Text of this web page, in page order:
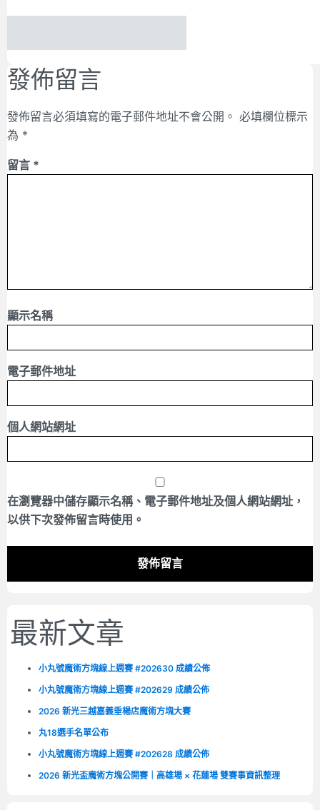
發佈留言
發佈留言必須填寫的電子郵件地址不會公開。 必填欄位標示
為 *
留言 *
顯示名稱
電子郵件地址
個人網站網址
在瀏覽器中儲存顯示名稱、電子郵件地址及個人網站網址，
以供下次發佈留言時使用。
最新文章
小丸號魔術方塊線上週賽 #202630 成績公佈
小丸號魔術方塊線上週賽 #202629 成績公佈
2026 新光三越嘉義垂楊店魔術方塊大賽
丸18選手名單公布
小丸號魔術方塊線上週賽 #202628 成績公佈
2026 新光盃魔術方塊公開賽｜高雄場 × 花蓮場 雙賽事資訊整理